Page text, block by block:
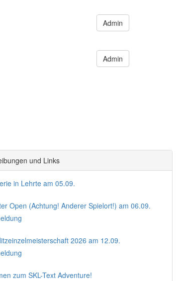
Admin
Admin
und Links
in Lehrte am 05.09.
Open (Achtung! Anderer Spielort!) am 06.09.
2026 am 12.09.
zum SKL-Text Adventure!